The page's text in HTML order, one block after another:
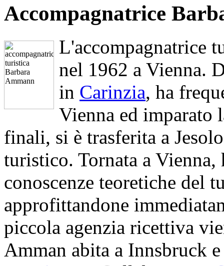
Accompagnatrice
L'accompagnatrice
nel 1962 a Vienna.
in Carinzia, ha
Vienna ed imparato
finali, si è trasferita a
turistico. Tornata a
conoscenze teoretiche del
approfittandone
piccola agenzia ricettiva
Amman abita a Innsbruck